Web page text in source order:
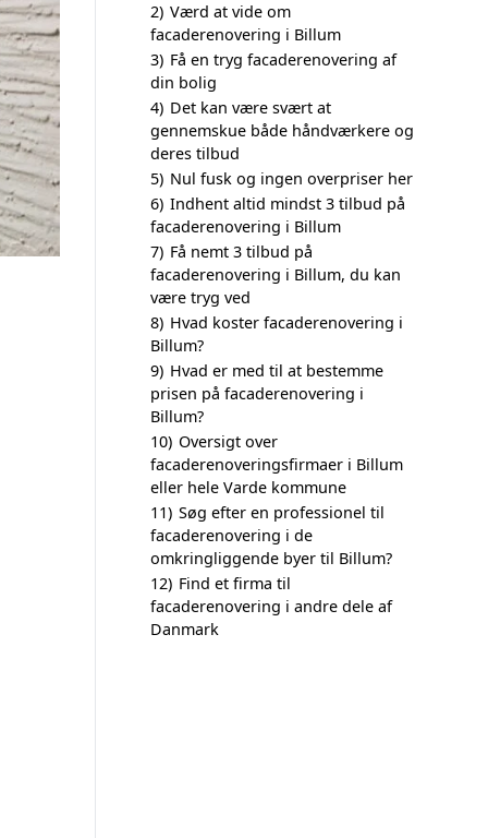
2) Værd at vide om
facaderenovering i Billum
3) Få en tryg facaderenovering af
din bolig
4) Det kan være svært at
gennemskue både håndværkere og
deres tilbud
5) Nul fusk og ingen overpriser her
6) Indhent altid mindst 3 tilbud på
facaderenovering i Billum
7) Få nemt 3 tilbud på
facaderenovering i Billum, du kan
være tryg ved
8) Hvad koster facaderenovering i
Billum?
9) Hvad er med til at bestemme
prisen på facaderenovering i
Billum?
10) Oversigt over
facaderenoveringsfirmaer i Billum
eller hele Varde kommune
11) Søg efter en professionel til
facaderenovering i de
omkringliggende byer til Billum?
12) Find et firma til
facaderenovering i andre dele af
Danmark